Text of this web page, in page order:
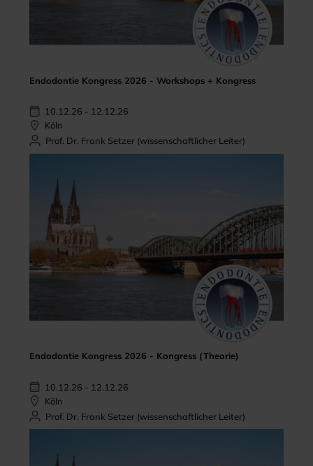
Endodontie Kongress 2026 - Workshops + Kongress
10.12.26 - 12.12.26
Köln
Prof. Dr. Frank Setzer (wissenschaftlicher Leiter)
Endodontie Kongress 2026 - Kongress (Theorie)
10.12.26 - 12.12.26
Köln
Prof. Dr. Frank Setzer (wissenschaftlicher Leiter)